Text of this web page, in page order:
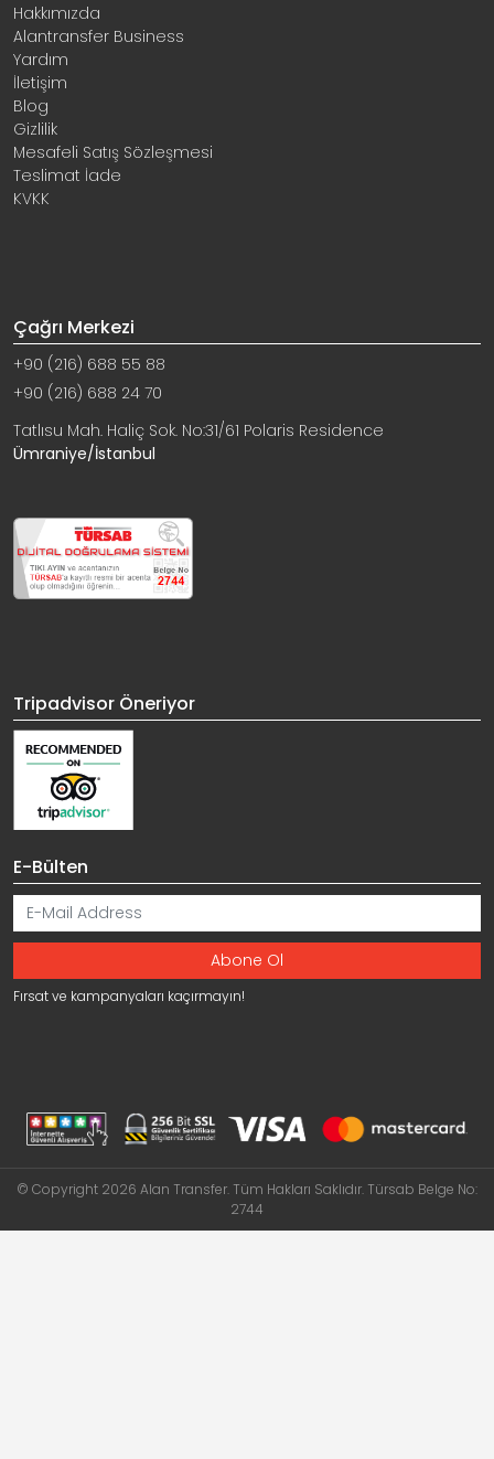
Hakkımızda
Alantransfer Business
Yardım
İletişim
Blog
Gizlilik
Mesafeli Satış Sözleşmesi
Teslimat İade
KVKK
Çağrı Merkezi
+90 (216) 688 55 88
+90 (216) 688 24 70
Tatlısu Mah. Haliç Sok. No:31/61 Polaris Residence
Ümraniye/İstanbul
Tripadvisor Öneriyor
E-Bülten
Fırsat ve kampanyaları kaçırmayın!
© Copyright 2026 Alan Transfer. Tüm Hakları Saklıdır. Türsab Belge No:
2744